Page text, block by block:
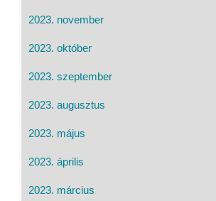
2023. november
2023. október
2023. szeptember
2023. augusztus
2023. május
2023. április
2023. március